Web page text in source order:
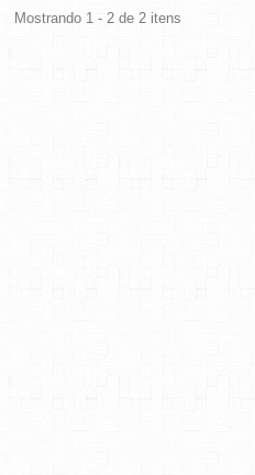
Mostrando 1 - 2 de 2 itens